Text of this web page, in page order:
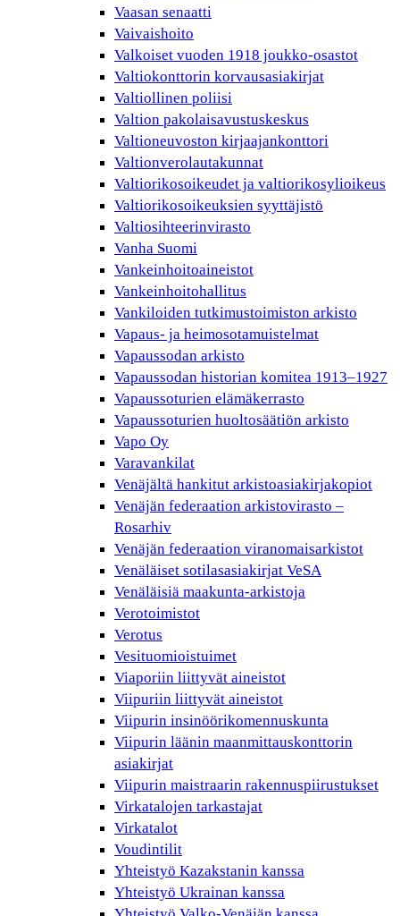
Vaasan senaatti
Vaivaishoito
Valkoiset vuoden 1918 joukko-osastot
Valtiokonttorin korvausasiakirjat
Valtiollinen poliisi
Valtion pakolaisavustuskeskus
Valtioneuvoston kirjaajankonttori
Valtionverolautakunnat
Valtiorikosoikeudet ja valtiorikosylioikeus
Valtiorikosoikeuksien syyttäjistö
Valtiosihteerinvirasto
Vanha Suomi
Vankeinhoitoaineistot
Vankeinhoitohallitus
Vankiloiden tutkimustoimiston arkisto
Vapaus- ja heimosotamuistelmat
Vapaussodan arkisto
Vapaussodan historian komitea 1913–1927
Vapaussoturien elämäkerrasto
Vapaussoturien huoltosäätiön arkisto
Vapo Oy
Varavankilat
Venäjältä hankitut arkistoasiakirjakopiot
Venäjän federaation arkistovirasto –
Rosarhiv
Venäjän federaation viranomaisarkistot
Venäläiset sotilasasiakirjat VeSA
Venäläisiä maakunta-arkistoja
Verotoimistot
Verotus
Vesituomioistuimet
Viaporiin liittyvät aineistot
Viipuriin liittyvät aineistot
Viipurin insinöörikomennuskunta
Viipurin läänin maanmittauskonttorin
asiakirjat
Viipurin maistraarin rakennuspiirustukset
Virkatalojen tarkastajat
Virkatalot
Voudintilit
Yhteistyö Kazakstanin kanssa
Yhteistyö Ukrainan kanssa